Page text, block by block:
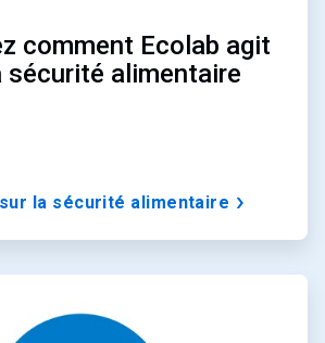
comment Ecolab agit
sécurité alimentaire
la sécurité alimentaire